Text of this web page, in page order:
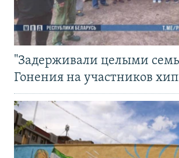
"Задерживали целыми
Гонения на участников